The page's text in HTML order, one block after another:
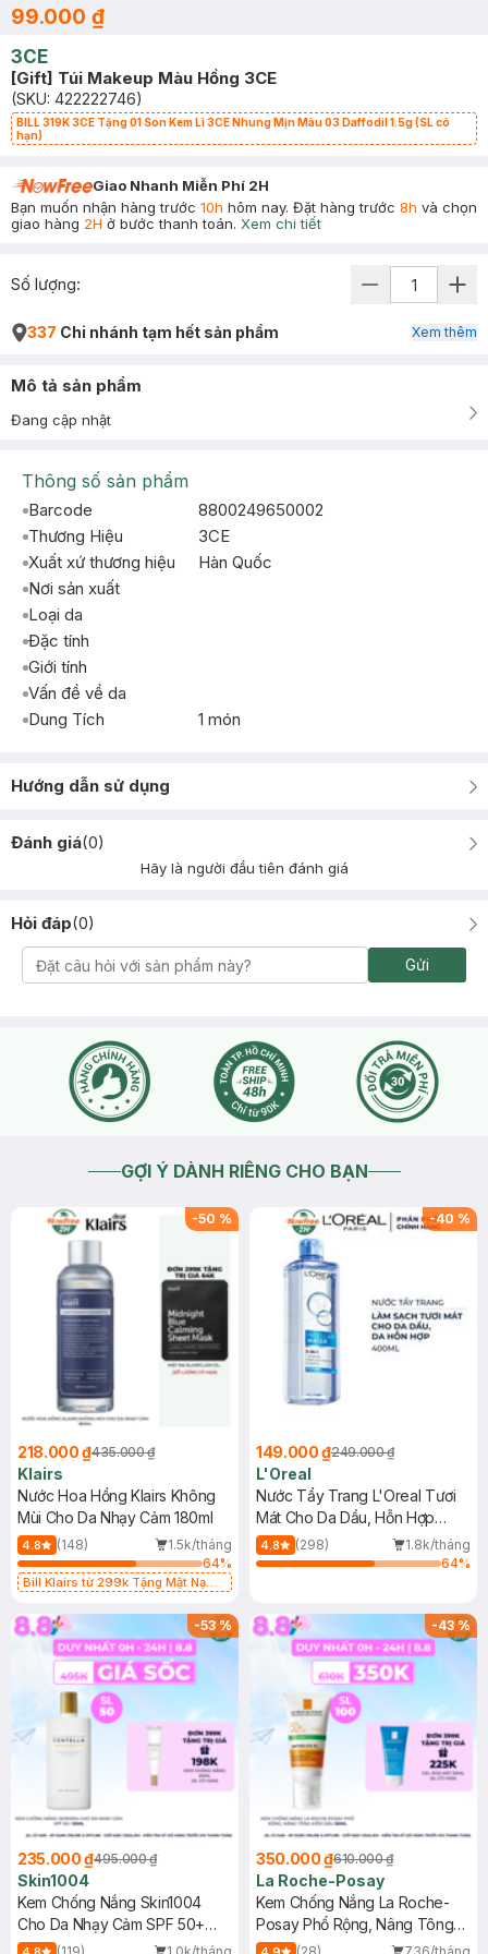
99.000 ₫
3CE
[Gift] Túi Makeup Màu Hồng 3CE
(SKU: 422222746)
BILL 319K 3CE Tặng 01 Son Kem Lì 3CE Nhung Mịn Màu 03 Daffodil 1.5g (SL có
hạn)
Giao Nhanh Miễn Phí 2H
Bạn muốn nhận hàng trước 10h hôm nay. Đặt hàng trước 8h và chọn
giao hàng 2H ở bước thanh toán. Xem chi tiết
Số lượng:
337 Chi nhánh tạm hết sản phẩm Xem thêm
Mô tả sản phẩm
Đang cập nhật
Thông số sản phẩm
Barcode
8800249650002
Thương Hiệu
3CE
Xuất xứ thương hiệu
Hàn Quốc
Nơi sản xuất
Loại da
Đặc tính
Giới tính
Vấn đề về da
Dung Tích
1 món
Hướng dẫn sử dụng
Đánh giá(0)
Hãy là người đầu tiên đánh giá
Hỏi đáp(0)
Gửi
GỢI Ý DÀNH RIÊNG CHO BẠN
-50 %
218.000 ₫435.000 ₫
Klairs
Nước Hoa Hồng Klairs Không
Mùi Cho Da Nhạy Cảm 180ml
4.8 (148)
1.5k/tháng
64%
Bill Klairs từ 299k Tặng Mặt Nạ
25ml (SL Có Hạn)
-40 %
149.000 ₫249.000 ₫
L'Oreal
Nước Tẩy Trang L'Oreal Tươi
Mát Cho Da Dầu, Hỗn Hợp
400ml
4.8 (298)
1.8k/tháng
64%
-53%
235.000 ₫495.000 ₫
Skin1004
Kem Chống Nắng Skin1004
Cho Da Nhạy Cảm SPF 50+
50ml
-43%
350.000 ₫610.000 ₫
La Roche-Posay
Kem Chống Nắng La Roche-
Posay Phổ Rộng, Nâng Tông
Kiềm Dầu 50ml